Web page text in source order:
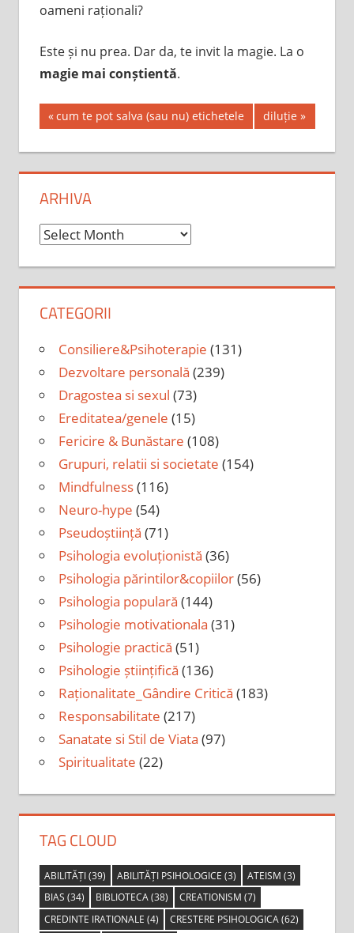
oameni raționali?
Este și nu prea. Dar da, te invit la magie. La o
magie mai conștientă.
Post
navigation
Previous
Post:
cum te pot salva (sau nu) etichetele
Next
Post:
diluție
ARHIVA
Arhiva
CATEGORII
Consiliere&Psihoterapie (131)
Dezvoltare personală (239)
Dragostea si sexul (73)
Ereditatea/genele (15)
Fericire & Bunăstare (108)
Grupuri, relatii si societate (154)
Mindfulness(116)
Neuro-hype (54)
Pseudoștiință (71)
Psihologia evoluționistă (36)
Psihologia părintilor&copiilor(56)
Psihologia populară (144)
Psihologie motivationala (31)
Psihologie practică (51)
Psihologie științifică (136)
Raționalitate_Gândire Critică (183)
Responsabilitate (217)
Sanatate si Stil de Viata (97)
Spiritualitate (22)
TAG CLOUD
ABILITĂȚI(39) ABILITĂȚI PSIHOLOGICE (3) ATEISM (3)
BIAS (34) BIBLIOTECA(38) CREATIONISM (7)
CREDINTE IRATIONALE (4) CRESTERE PSIHOLOGICA(62)